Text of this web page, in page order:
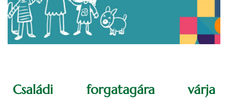
Családi forgatagára várja